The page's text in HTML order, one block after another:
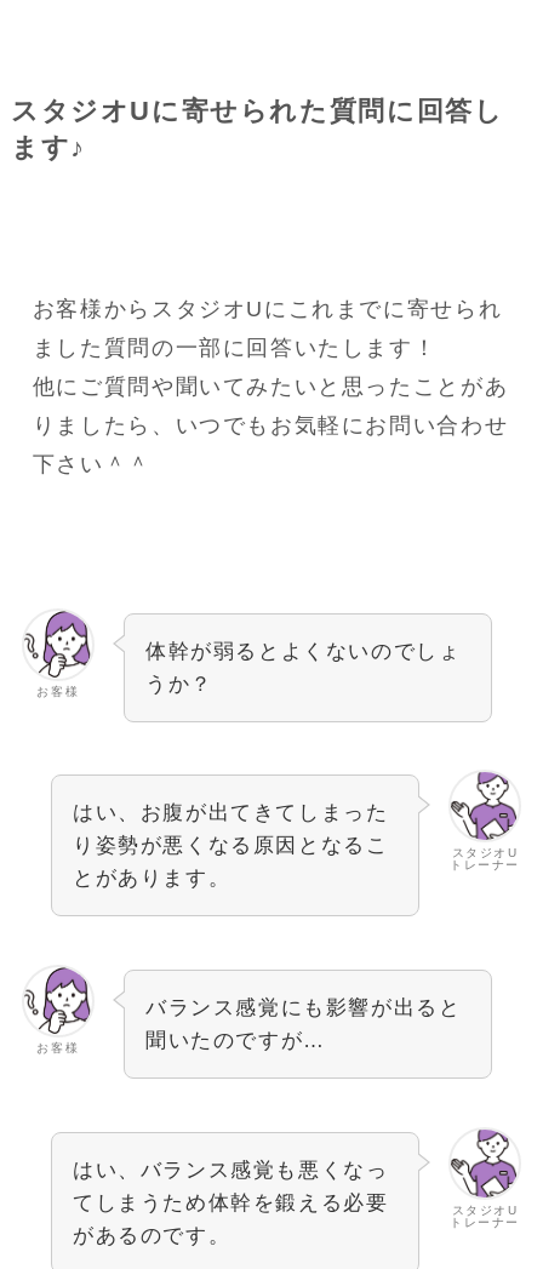
スタジオUに寄せられた質問に回答し
ます♪
お客様からスタジオUにこれまでに寄せられ
ました質問の一部に回答いたします！
他にご質問や聞いてみたいと思ったことがあ
りましたら、いつでもお気軽にお問い合わせ
下さい＾＾
お客様
体幹が弱るとよくないのでしょ
うか？
スタジオU
トレーナー
はい、お腹が出てきてしまった
り姿勢が悪くなる原因となるこ
とがあります。
お客様
バランス感覚にも影響が出ると
聞いたのですが…
スタジオU
トレーナー
はい、バランス感覚も悪くなっ
てしまうため体幹を鍛える必要
があるのです。